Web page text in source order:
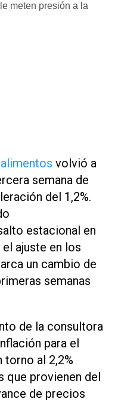
volvió a
semana de
del 1,2%.
estacional en
ajuste en los
un cambio de
semanas
de la consultora
para el
torno al 2,2%
que provienen del
de precios